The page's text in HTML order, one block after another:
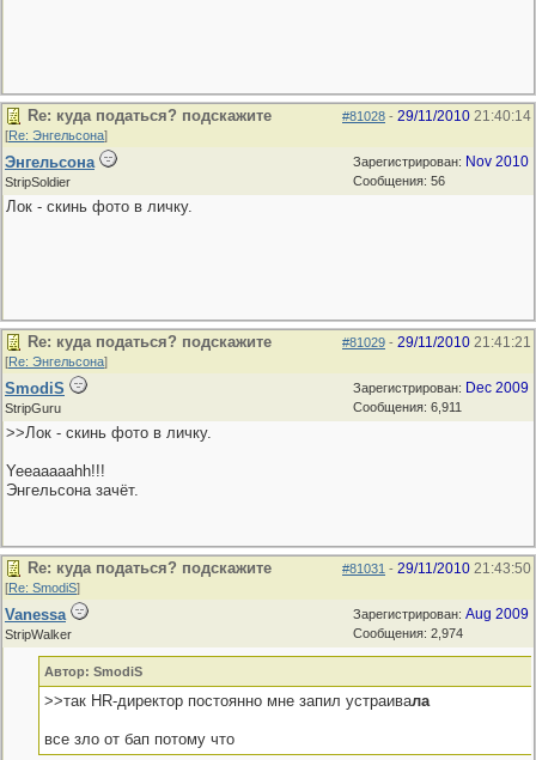
#81028 - 29/11/2010 21:40:14
Re: куда податься? подскажите
[Re: Энгельсона]
Зарегистрирован: Nov 2010
Сообщения: 56
Энгельсона
StripSoldier
Лок - скинь фото в личку.
#81029 - 29/11/2010 21:41:21
Re: куда податься? подскажите
[Re: Энгельсона]
Зарегистрирован: Dec 2009
Сообщения: 6,911
SmodiS
StripGuru
>>Лок - скинь фото в личку.
Yeeaaaaahh!!!
Энгельсона зачёт.
#81031 - 29/11/2010 21:43:50
Re: куда податься? подскажите
[Re: SmodiS]
Зарегистрирован: Aug 2009
Сообщения: 2,974
Vanessa
StripWalker
Автор: SmodiS
>>так HR-директор постоянно мне запил устраивала
все зло от бап потому что